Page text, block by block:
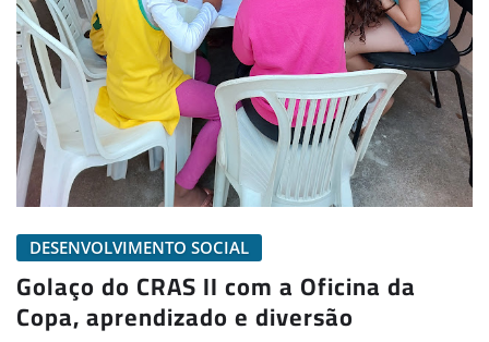
DESENVOLVIMENTO SOCIAL
Golaço do CRAS II com a Oficina da
Copa, aprendizado e diversão